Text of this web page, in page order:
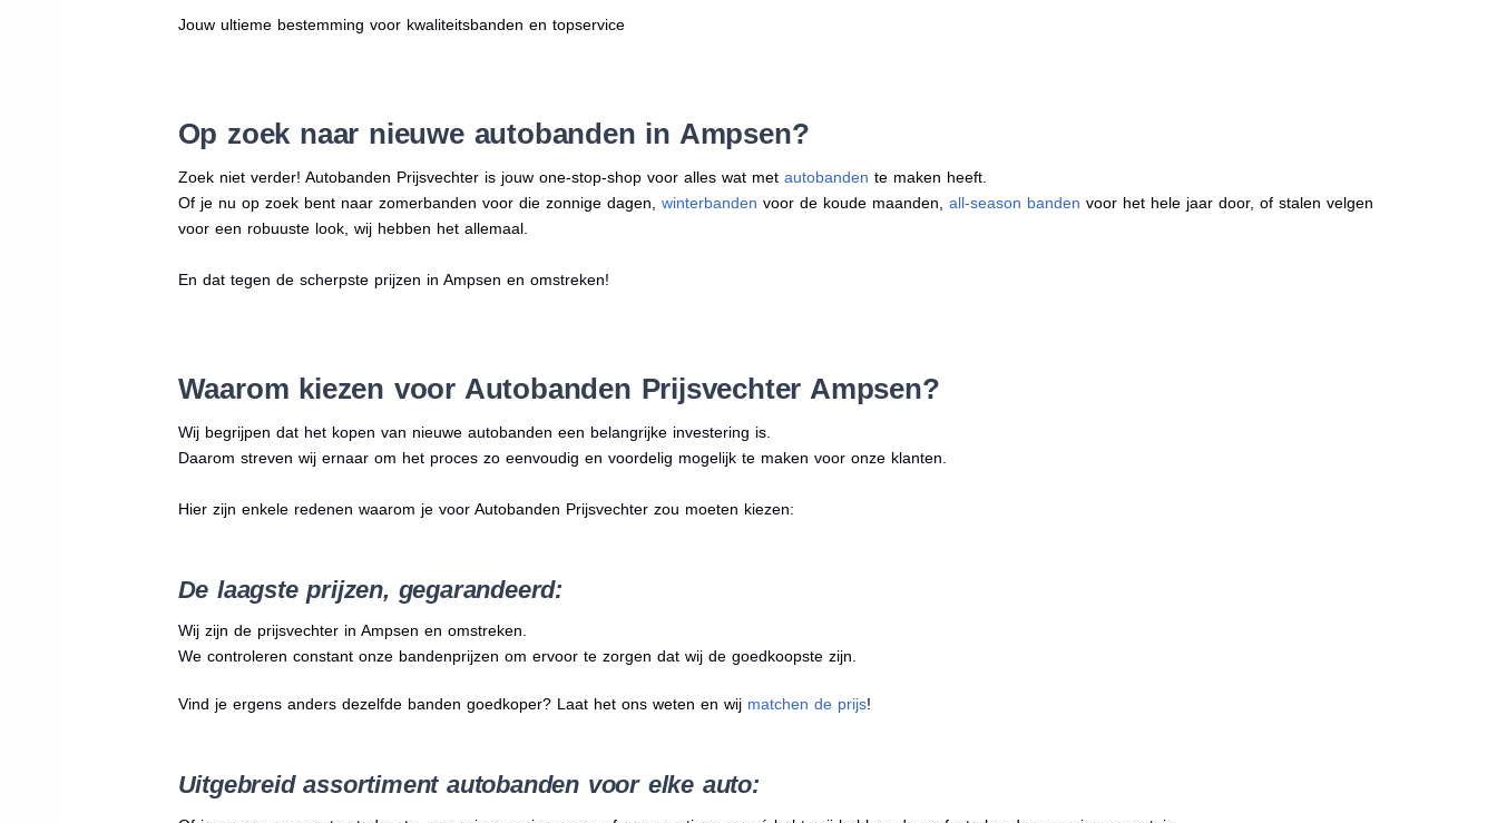
Jouw ultieme bestemming voor kwaliteitsbanden en topservice
Op zoek naar nieuwe autobanden in Ampsen?
Zoek niet verder! Autobanden Prijsvechter is jouw one-stop-shop voor alles wat met autobanden te maken heeft.
Of je nu op zoek bent naar zomerbanden voor die zonnige dagen, winterbanden voor de koude maanden, all-season banden voor het hele jaar door, of stalen velgen
voor een robuuste look, wij hebben het allemaal.
En dat tegen de scherpste prijzen in Ampsen en omstreken!
Waarom kiezen voor Autobanden Prijsvechter Ampsen?
Wij begrijpen dat het kopen van nieuwe autobanden een belangrijke investering is.
Daarom streven wij ernaar om het proces zo eenvoudig en voordelig mogelijk te maken voor onze klanten.
Hier zijn enkele redenen waarom je voor Autobanden Prijsvechter zou moeten kiezen:
De laagste prijzen, gegarandeerd:
Wij zijn de prijsvechter in Ampsen en omstreken.
We controleren constant onze bandenprijzen om ervoor te zorgen dat wij de goedkoopste zijn.
Vind je ergens anders dezelfde banden goedkoper? Laat het ons weten en wij matchen de prijs!
Uitgebreid assortiment autobanden voor elke auto: